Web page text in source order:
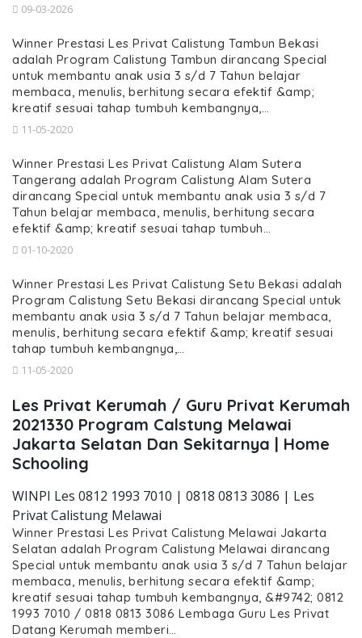
09-03-2026
Winner Prestasi Les Privat Calistung Tambun Bekasi
adalah Program Calistung Tambun dirancang Special
untuk membantu anak usia 3 s/d 7 Tahun belajar
membaca, menulis, berhitung secara efektif &amp;
kreatif sesuai tahap tumbuh kembangnya,…
11-05-2020
Winner Prestasi Les Privat Calistung Alam Sutera
Tangerang adalah Program Calistung Alam Sutera
dirancang Special untuk membantu anak usia 3 s/d 7
Tahun belajar membaca, menulis, berhitung secara
efektif &amp; kreatif sesuai tahap tumbuh…
01-10-2020
Winner Prestasi Les Privat Calistung Setu Bekasi adalah
Program Calistung Setu Bekasi dirancang Special untuk
membantu anak usia 3 s/d 7 Tahun belajar membaca,
menulis, berhitung secara efektif &amp; kreatif sesuai
tahap tumbuh kembangnya,…
11-05-2020
Les Privat Kerumah / Guru Privat Kerumah
2021330 Program Calstung Melawai
Jakarta Selatan Dan Sekitarnya | Home
Schooling
WINPI Les 0812 1993 7010 | 0818 0813 3086 | Les
Privat Calistung Melawai
Winner Prestasi Les Privat Calistung Melawai Jakarta
Selatan adalah Program Calistung Melawai dirancang
Special untuk membantu anak usia 3 s/d 7 Tahun belajar
membaca, menulis, berhitung secara efektif &amp;
kreatif sesuai tahap tumbuh kembangnya, &#9742; 0812
1993 7010 / 0818 0813 3086 Lembaga Guru Les Privat
Datang Kerumah memberi…